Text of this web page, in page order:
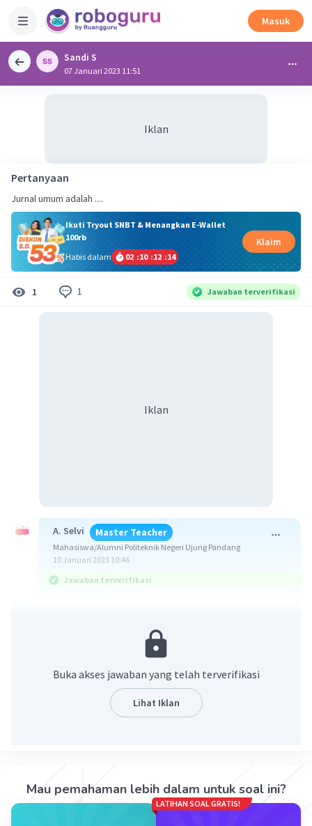
Masuk
Sandi S
07 Januari 2023 11:51
Iklan
Pertanyaan
Jurnal umum adalah ....
Ikuti Tryout SNBT & Menangkan E-Wallet
100rb
Habis dalam
02 :10 :12 :14
Klaim
1 1 Jawaban terverifikasi
Iklan
A. Selvi Master Teacher
Mahasiswa/Alumni Politeknik Negeri Ujung Pandang
10 Januari 2023 10:46
Jawaban terverifikasi
sebagai bukti pencatatan transaksi keuangan
yang terjadi pada perusahaan dalam suatu
memiliki sisi debit dan kredit, di mana setiap
transaksi harus dicatat pada kedua sisi tersebut.
Buka akses jawaban yang telah terverifikasi
Lihat Iklan
Mau pemahaman lebih dalam untuk soal ini?
LATIHAN SOAL GRATIS!